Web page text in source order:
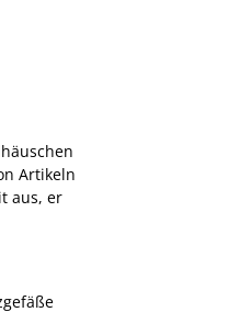
Artikeln
aus, er